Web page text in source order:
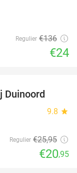
Regulier €136
€24
Duinoord
9.8 star
Regulier €25,95
€20,95